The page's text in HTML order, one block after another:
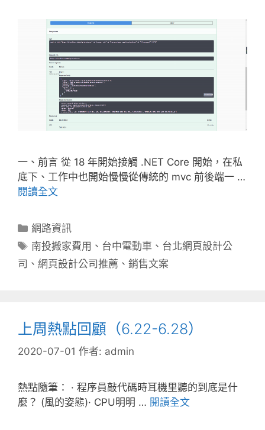
一、前言 從 18 年開始接觸 .NET Core 開始，在私
底下、工作中也開始慢慢從傳統的 mvc 前後端一 …
閱讀全文
分
類
網路資訊
標
籤
南投搬家費用 、 台中電動車 、 台北網頁設計公
司 、 網頁設計公司推薦 、 銷售文案
上周熱點回顧（6.22-6.28）
2020-07-01 作者: admin
熱點隨筆： · 程序員敲代碼時耳機里聽的到底是什
麼？ (風的姿態)· CPU明明 … 閱讀全文